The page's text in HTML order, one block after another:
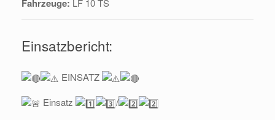
Fahrzeuge: LF 10 TS
Einsatzbericht:
EINSATZ
Einsatz
/